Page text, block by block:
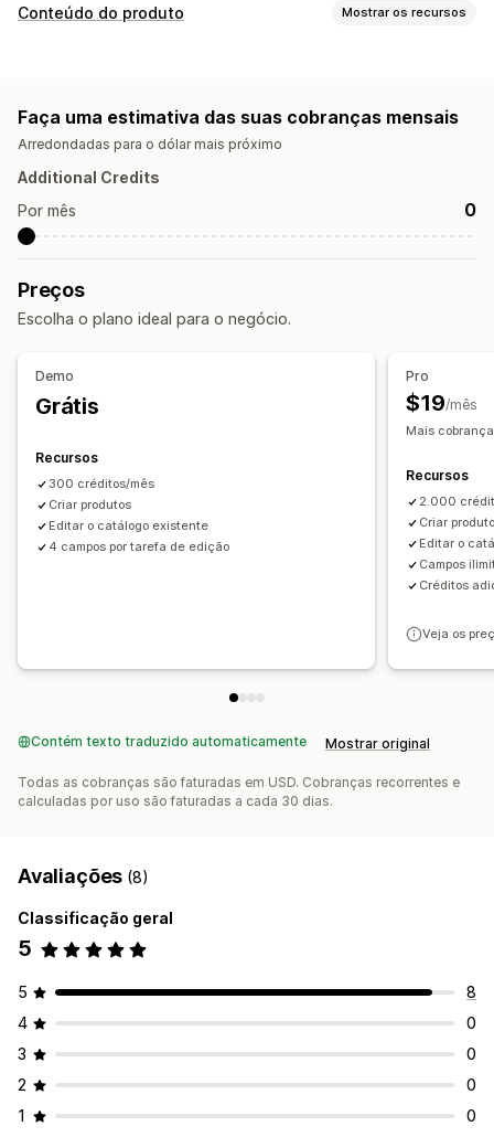
Conteúdo do produto Mostrar os recursos
Texto alternativo Imagens Tags
Variantes
Descrições da coleção
Posts do blog
Geração por IA
Modelos de aviso
Atualizações automáticas
SEO do blog
Otimização automática
Otimização de URLs
Faça uma estimativa das suas cobranças mensais
Arredondadas para o dólar mais próximo
Additional Credits
Por mês
0
Preços
Escolha o plano ideal para o negócio.
Demo
Grátis
Recursos
300 créditos/mês
Criar produtos
Editar o catálogo existente
4 campos por tarefa de edição
Pro
$19/mês
Mais
Recursos
2.000
Criar
Editar o
Campos
Créditos
Veja os
Contém texto traduzido automaticamente Mostrar original
Todas as cobranças são faturadas em USD. Cobranças recorrentes e
calculadas por uso são faturadas a cada 30 dias.
Avaliações (8)
Classificação geral
5
5
8
4
0
3
0
2
0
1
0